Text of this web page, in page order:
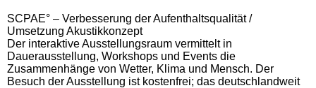
SCPAE° – Verbesserung der Aufenthaltsqualität /
Umsetzung Akustikkonzept
Der interaktive Ausstellungsraum vermittelt in
Dauerausstellung, Workshops und Events die
Zusammenhänge von Wetter, Klima und Mensch. Der
Besuch der Ausstellung ist kostenfrei; das deutschlandweit